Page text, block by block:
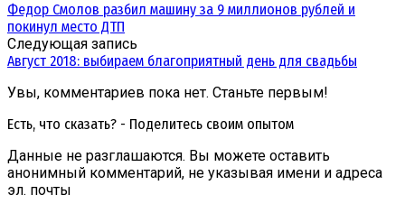
Федор Смолов разбил машину за 9 миллионов рублей и
покинул место ДТП
Следующая запись
Август 2018: выбираем благоприятный день для свадьбы
Увы, комментариев пока нет. Станьте первым!
Есть, что сказать? - Поделитесь своим опытом
Данные не разглашаются. Вы можете оставить
анонимный комментарий, не указывая имени и адреса
эл. почты